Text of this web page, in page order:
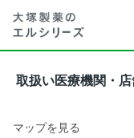
取扱い医療機関・店
マップを見る